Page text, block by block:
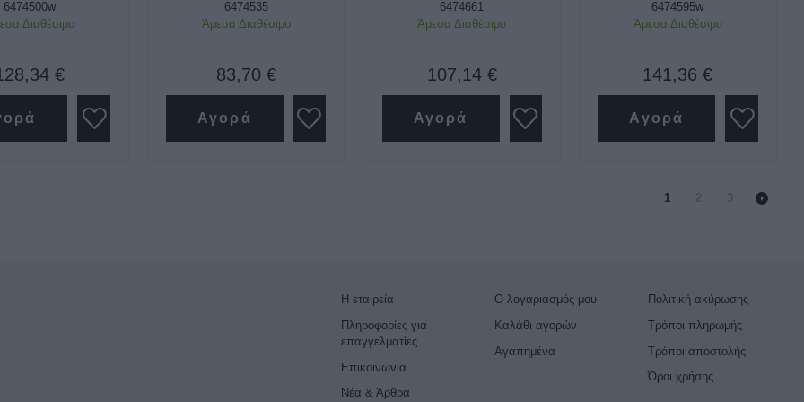
6474500w
Διαθέσιμο
€
6474535
Άμεσα Διαθέσιμο
83,70 €
Αγορά
6474661
Άμεσα Διαθέσιμο
107,14 €
Αγορά
6474595w
Άμεσα Διαθέσιμο
141,36 €
Αγορά
1
Η εταιρεία
Πληροφορίες για
επαγγελματίες
Επικοινωνία
Νέα & Άρθρα
Ο λογαριασμός μου
Καλάθι αγορών
Αγαπημένα
Πολιτική ακύρωσης
Τρόποι πληρωμής
Τρόποι αποστολής
Όροι χρήσης